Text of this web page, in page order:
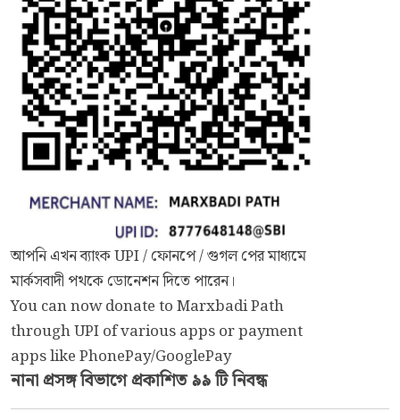
আপনি এখন ব্যাংক UPI / ফোনপে / গুগল পের মাধ্যমে
মার্কসবাদী পথকে ডোনেশন দিতে পারেন।
You can now donate to Marxbadi Path
through UPI of various apps or payment
apps like PhonePay/GooglePay
নানা প্রসঙ্গবিভাগে প্রকাশিত ৯৯ টি নিবন্ধ